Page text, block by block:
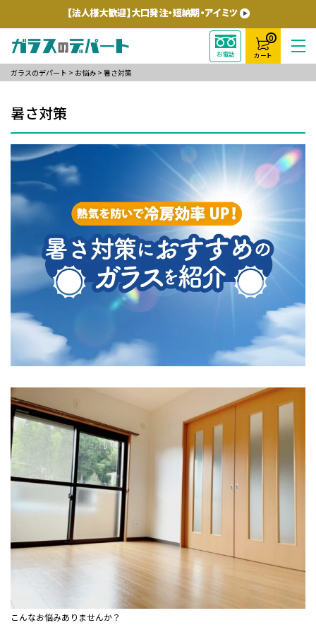
お電話 カート
0
ガラスのデパート > お悩み > 暑さ対策
暑さ対策
こんなお悩みありませんか？